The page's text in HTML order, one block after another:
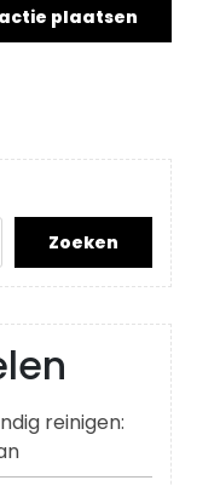
Zoeken
reinigen: